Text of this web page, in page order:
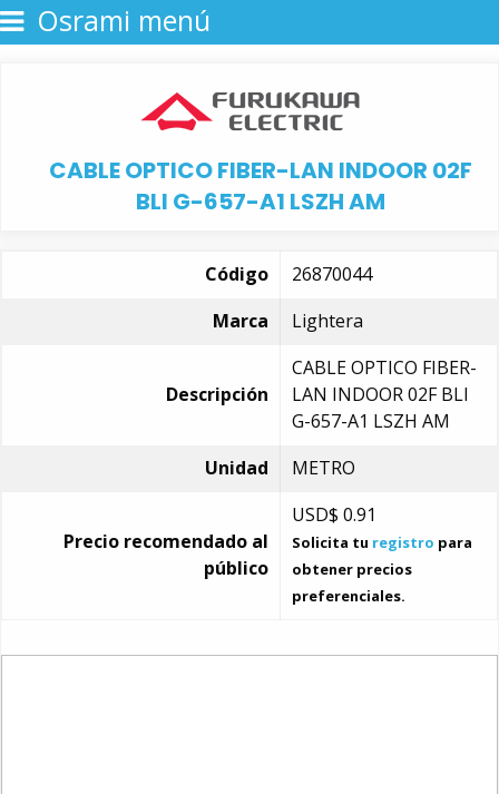
Osrami menú
CABLE OPTICO FIBER-LAN INDOOR 02F
BLI G-657-A1 LSZH AM
Código
26870044
Marca
Lightera
Descripción
CABLE OPTICO FIBER-
LAN INDOOR 02F BLI
G-657-A1 LSZH AM
Unidad
METRO
Precio recomendado al
público
USD$ 0.91
Solicita tu registro para
obtener precios
preferenciales.